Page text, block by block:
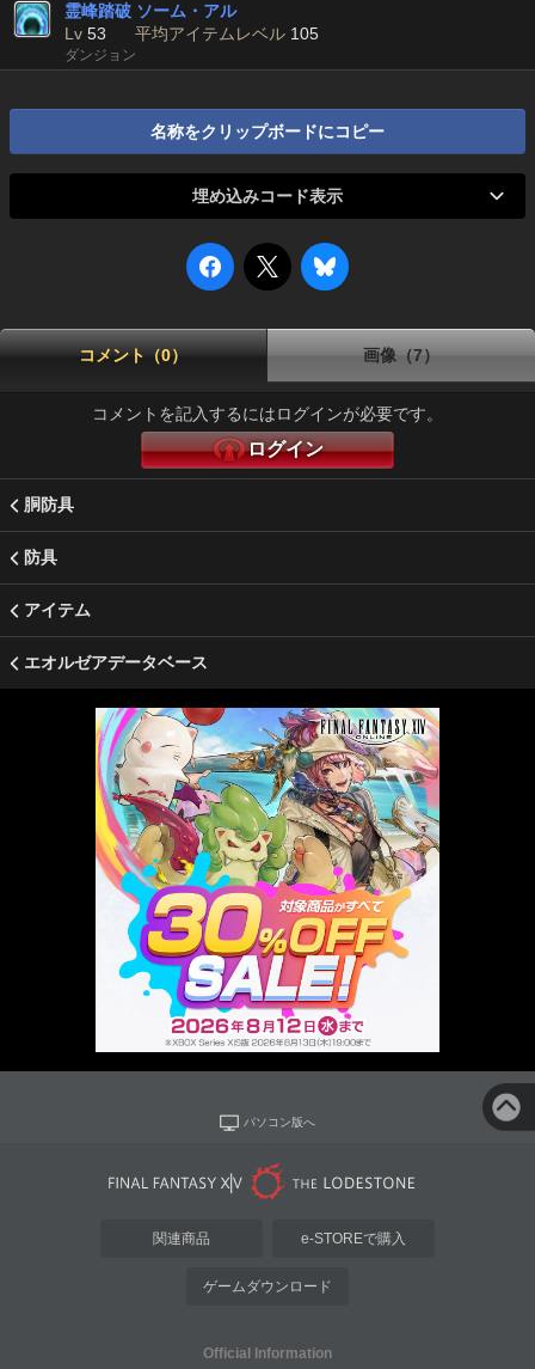
霊峰踏破 ソーム・アル
Lv 53 平均アイテムレベル 105
ダンジョン
名称をクリップボードにコピー
埋め込みコード表示
コメント（0） 画像（7）
コメントを記入するにはログインが必要です。
ログイン
胴防具
防具
アイテム
エオルゼアデータベース
パソコン版へ
関連商品 e-STOREで購入
ゲームダウンロード
Official Information